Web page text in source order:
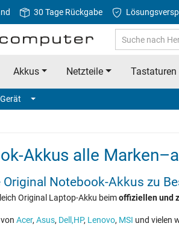
30 Tage Rückgabe
Akkus Netzteile Tastaturen
alle
Original Notebook‑Akkus zu
Original Laptop-Akku beimoffiziellen und
Acer, Asus, Dell,HP, Lenovo, MSI und vielen